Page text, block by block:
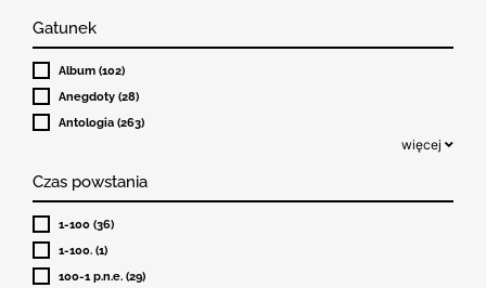
Gatunek
Album (102)
Anegdoty (28)
Antologia (263)
więcej
Czas powstania
1-100 (36)
1-100. (1)
100-1 p.n.e. (29)